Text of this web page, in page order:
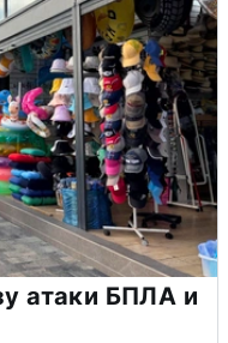
атаки БПЛА и